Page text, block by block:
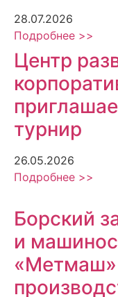
28.07.2026
Подробнее >>
Центр
турнир
26.05.2026
Подробнее >>
Борский
и
«Метмаш»